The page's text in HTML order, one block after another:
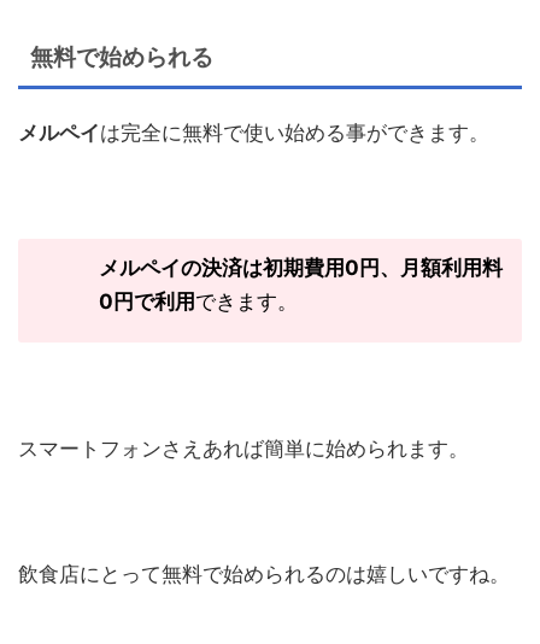
無料で始められる
メルペイは完全に無料で使い始める事ができます。
メルペイの決済は初期費用0 円、月額利用料
0 円で利用 できます。
スマートフォンさえあれば簡単に始められます。
飲食店にとって無料で始められるのは嬉しいですね。